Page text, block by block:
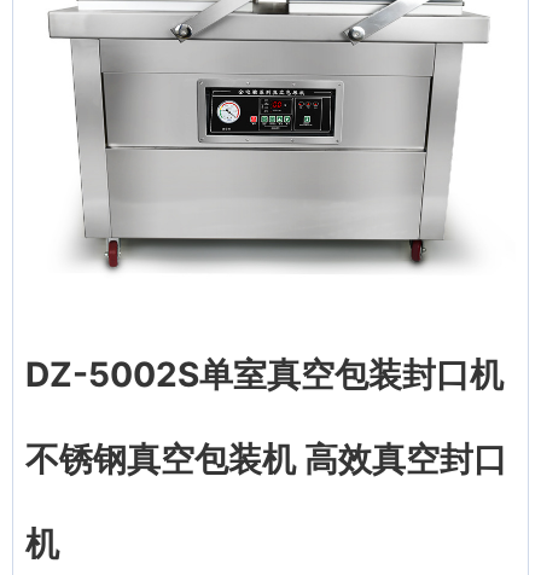
DZ-5002S单室真空包装封口机
不锈钢真空包装机 高效真空封口
机